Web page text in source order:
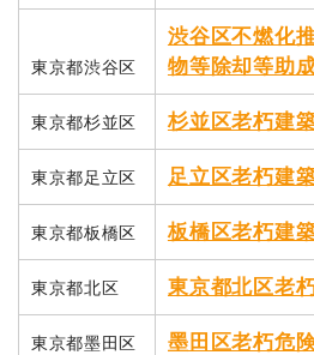
東京都渋谷区
渋谷区不燃化
物等除却等助
東京都杉並区 杉並区老朽建
東京都足立区 足立区老朽建
東京都板橋区 板橋区老朽建
東京都北区 東京都北区老
東京都墨田区 墨田区老朽危